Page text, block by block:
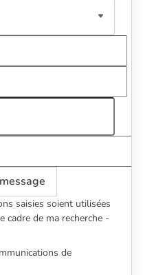
saisies soient utilisées
cadre de ma recherche -
de